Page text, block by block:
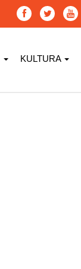
KULTURA